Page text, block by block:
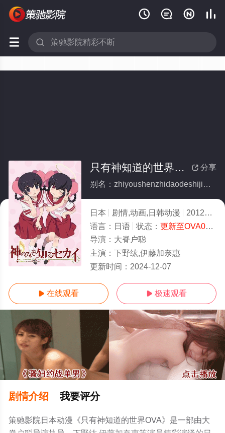
   
 
更新至OVA04
 分享
只有神知道的世界OVA
别名：zhiyoushenzhidaodeshijieOVA
日本 剧情,动画,日韩动漫 2012
5.0
语言： 日语 状态： 更新至OVA04 - 免
导演： 大脊户聪
主演： 下野纮,伊藤加奈惠
更新时间： 2024-12-07
 在线观看  极速观看
剧情介绍 我要评分
策驰影院日本动漫《只有神知道的世界OVA》是一部由大